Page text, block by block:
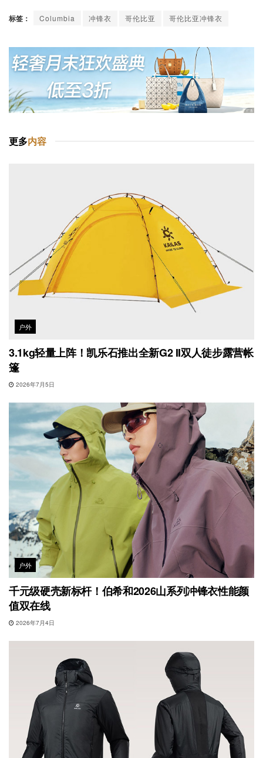
标签： Columbia 冲锋衣 哥伦比亚 哥伦比亚冲锋衣
更多内容
户外
3.1kg轻量上阵！凯乐石推出全新G2 II双人徒步露营帐
篷
2026年7月5日
户外
千元级硬壳新标杆！伯希和2026山系列冲锋衣性能颜
值双在线
2026年7月4日